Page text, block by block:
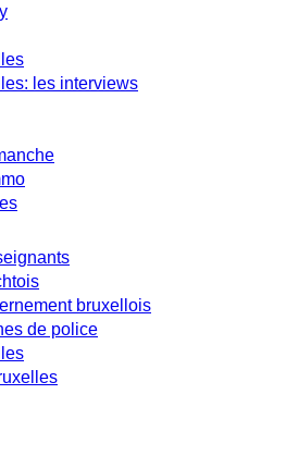
les interviews
bruxellois
de police